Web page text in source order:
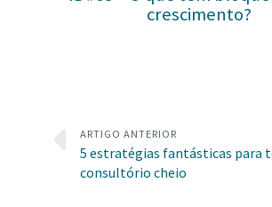
crescimento?
ARTIGO ANTERIOR
5 estratégias fantásticas para
consultório cheio